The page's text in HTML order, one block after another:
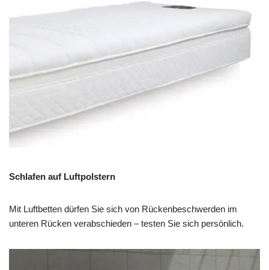
Schlafen auf Luftpolstern
Mit Luftbetten dürfen Sie sich von Rückenbeschwerden im
unteren Rücken verabschieden – testen Sie sich persönlich.